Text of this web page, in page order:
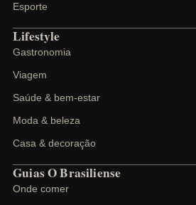
Esporte
Lifestyle
Gastronomia
Viagem
Saúde & bem-estar
Moda & beleza
Casa & decoração
Guias O Brasiliense
Onde comer